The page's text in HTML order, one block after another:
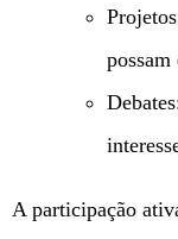
A participação